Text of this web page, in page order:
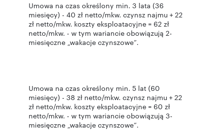
Umowa na czas określony min. 3 lata (36
miesięcy) - 40 zł netto/mkw. czynsz najmu + 22
zł netto/mkw. koszty eksploatacyjne = 62 zł
netto/mkw. - w tym wariancie obowiązują 2-
miesięczne „wakacje czynszowe”.
Umowa na czas określony min. 5 lat (60
miesięcy) - 38 zł netto/mkw. czynsz najmu + 22
zł netto/mkw. koszty eksploatacyjne = 60 zł
netto/mkw. - w tym wariancie obowiązują 3-
miesięczne „wakacje czynszowe”.